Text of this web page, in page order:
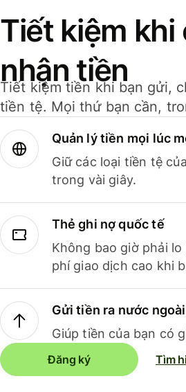
Tiết kiệm khi
nhận tiền
Tiết kiệm tiền khi bạn gửi,
tiền tệ. Mọi thứ bạn cần,
Quản lý tiền mọi lúc
Giữ các loại tiền tệ
trong vài giây.
Thẻ ghi nợ quốc tế
Không bao giờ phải
phí giao dịch cao khi
Gửi tiền ra nước
Giúp tiền của bạn có
Đăng ký Tìm